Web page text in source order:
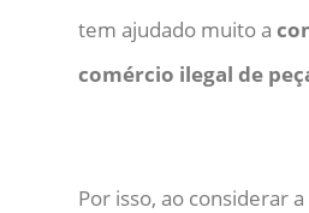
tem ajudado muito a
comércio ilegal de
Por isso, ao considerar